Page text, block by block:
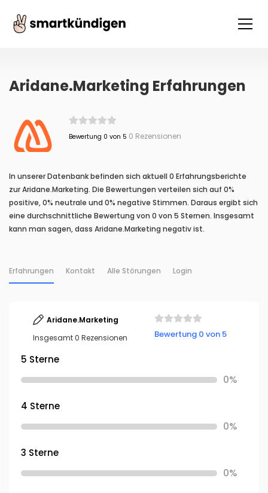
Aridane.Marketing Erfahrungen
Bewertung 0 von 5 0 Rezensionen
In unserer Datenbank befinden sich aktuell 0 Erfahrungsberichte
zur Aridane.Marketing. Die Bewertungen verteilen sich auf 0%
positive, 0% neutrale und 0% negative Stimmen. Daraus ergibt sich
eine durchschnittliche Bewertung von 0 von 5 Sternen. Insgesamt
kann man sagen, dass Aridane.Marketing negativ ist.
Erfahrungen Kontakt Alle Störungen Login
Aridane.Marketing
Insgesamt 0 Rezensionen
Bewertung 0 von 5
5 Sterne
0%
4 Sterne
0%
3 Sterne
0%